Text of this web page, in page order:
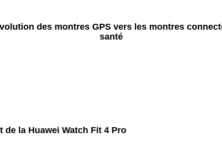
des montres GPS vers les montres
santé
de la Huawei Watch Fit 4 Pro